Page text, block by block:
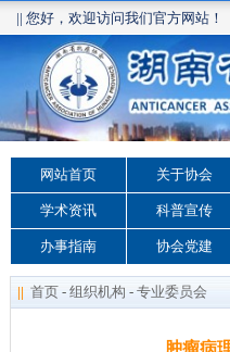
|| 您好，欢迎访问我们官方网站！
网站首页 关于协会
学术资讯 科普宣传
办事指南 协会党建
|| 首页 - 组织机构 - 专业委员会